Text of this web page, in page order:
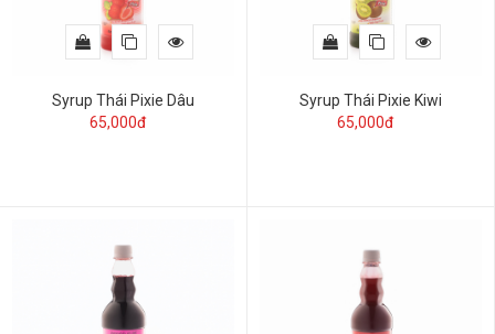
Syrup Thái Pixie Dâu
65,000đ
Syrup Thái Pixie Kiwi
65,000đ